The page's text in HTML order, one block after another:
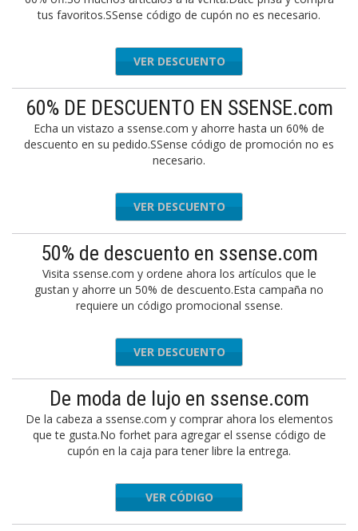
tus favoritos.SSense código de cupón no es necesario.
VER DESCUENTO
60% DE DESCUENTO EN SSENSE.com
Echa un vistazo a ssense.com y ahorre hasta un 60% de
descuento en su pedido.SSense código de promoción no es
necesario.
VER DESCUENTO
50% de descuento en ssense.com
Visita ssense.com y ordene ahora los artículos que le
gustan y ahorre un 50% de descuento.Esta campaña no
requiere un código promocional ssense.
VER DESCUENTO
De moda de lujo en ssense.com
De la cabeza a ssense.com y comprar ahora los elementos
que te gusta.No forhet para agregar el ssense código de
cupón en la caja para tener libre la entrega.
shippww
VER CÓDIGO